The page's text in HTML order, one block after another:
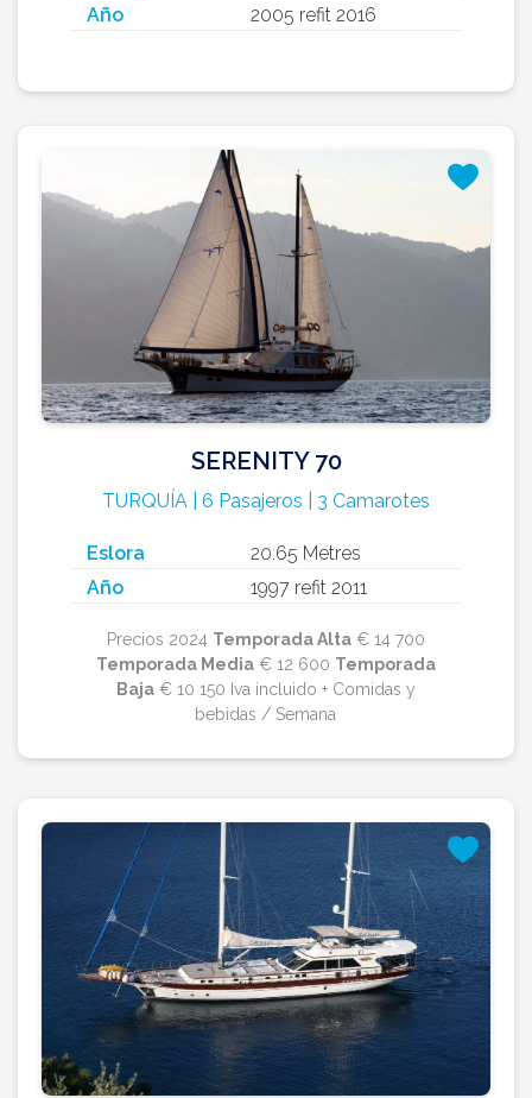
Año
2005 refit 2016
SERENITY 70
TURQUÍA | 6 Pasajeros | 3 Camarotes
Eslora
20.65 Metres
Año
1997 refit 2011
Precios 2024 Temporada Alta€ 14 700
Temporada Media€ 12 600 Temporada
Baja€ 10 150 Iva incluido + Comidas y
bebidas / Semana